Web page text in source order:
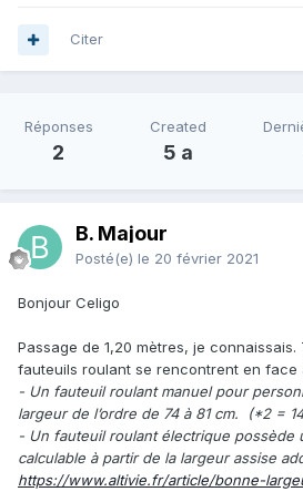
Citer
Réponses
2
Created
5 a
B. Majour
Posté(e) le 20 février 2021
Bonjour Celigo
Passage de 1,20 mètres, je
fauteuils roulant se rencontrent en face
- Un fauteuil roulant manuel pour
largeur de l’ordre de 74 à 81 cm. (*2 =
- Un fauteuil roulant électrique possède
calculable à partir de la largeur assise
https://www.altivie.fr/article/bonne-